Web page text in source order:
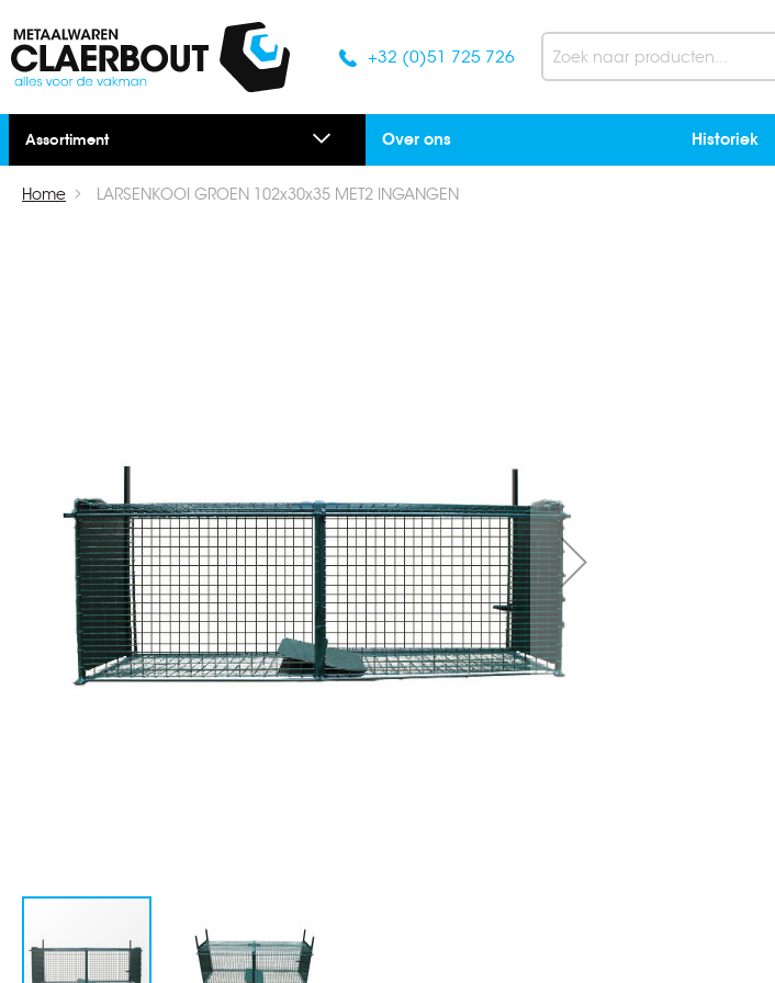
+32 (0)51 725 726
Search
Assortiment Over ons Historiek
Home LARSENKOOI GROEN 102x30x35 MET2 INGANGEN